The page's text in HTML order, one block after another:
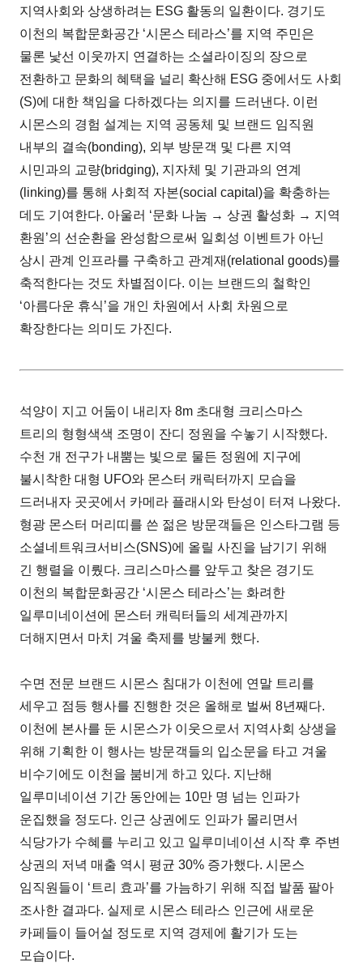
지역사회와 상생하려는 ESG 활동의 일환이다. 경기도
이천의 복합문화공간 ‘시몬스 테라스’를 지역 주민은
물론 낯선 이웃까지 연결하는 소셜라이징의 장으로
전환하고 문화의 혜택을 널리 확산해 ESG 중에서도 사회
(S)에 대한 책임을 다하겠다는 의지를 드러낸다. 이런
시몬스의 경험 설계는 지역 공동체 및 브랜드 임직원
내부의 결속(bonding), 외부 방문객 및 다른 지역
시민과의 교량(bridging), 지자체 및 기관과의 연계
(linking)를 통해 사회적 자본(social capital)을 확충하는
데도 기여한다. 아울러 ‘문화 나눔 → 상권 활성화 → 지역
환원’의 선순환을 완성함으로써 일회성 이벤트가 아닌
상시 관계 인프라를 구축하고 관계재(relational goods)를
축적한다는 것도 차별점이다. 이는 브랜드의 철학인
‘아름다운 휴식’을 개인 차원에서 사회 차원으로
확장한다는 의미도 가진다.
석양이 지고 어둠이 내리자 8m 초대형 크리스마스
트리의 형형색색 조명이 잔디 정원을 수놓기 시작했다.
수천 개 전구가 내뿜는 빛으로 물든 정원에 지구에
불시착한 대형 UFO와 몬스터 캐릭터까지 모습을
드러내자 곳곳에서 카메라 플래시와 탄성이 터져 나왔다.
형광 몬스터 머리띠를 쓴 젊은 방문객들은 인스타그램 등
소셜네트워크서비스(SNS)에 올릴 사진을 남기기 위해
긴 행렬을 이뤘다. 크리스마스를 앞두고 찾은 경기도
이천의 복합문화공간 ‘시몬스 테라스’는 화려한
일루미네이션에 몬스터 캐릭터들의 세계관까지
더해지면서 마치 겨울 축제를 방불케 했다.
수면 전문 브랜드 시몬스 침대가 이천에 연말 트리를
세우고 점등 행사를 진행한 것은 올해로 벌써 8년째다.
이천에 본사를 둔 시몬스가 이웃으로서 지역사회 상생을
위해 기획한 이 행사는 방문객들의 입소문을 타고 겨울
비수기에도 이천을 붐비게 하고 있다. 지난해
일루미네이션 기간 동안에는 10만 명 넘는 인파가
운집했을 정도다. 인근 상권에도 인파가 몰리면서
식당가가 수혜를 누리고 있고 일루미네이션 시작 후 주변
상권의 저녁 매출 역시 평균 30% 증가했다. 시몬스
임직원들이 ‘트리 효과’를 가늠하기 위해 직접 발품 팔아
조사한 결과다. 실제로 시몬스 테라스 인근에 새로운
카페들이 들어설 정도로 지역 경제에 활기가 도는
모습이다.